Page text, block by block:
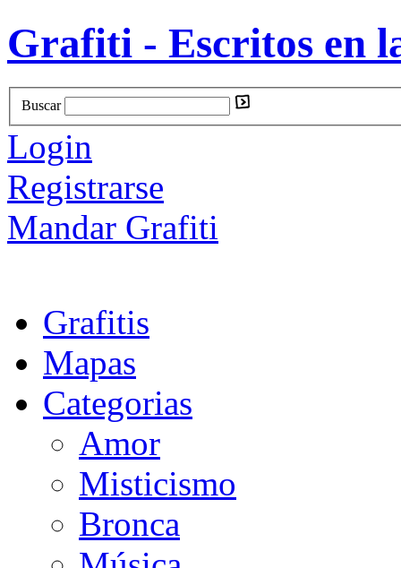
Grafiti - Escritos en
Buscar
Login
Registrarse
Mandar Grafiti
Grafitis
Mapas
Categorias
Amor
Misticismo
Bronca